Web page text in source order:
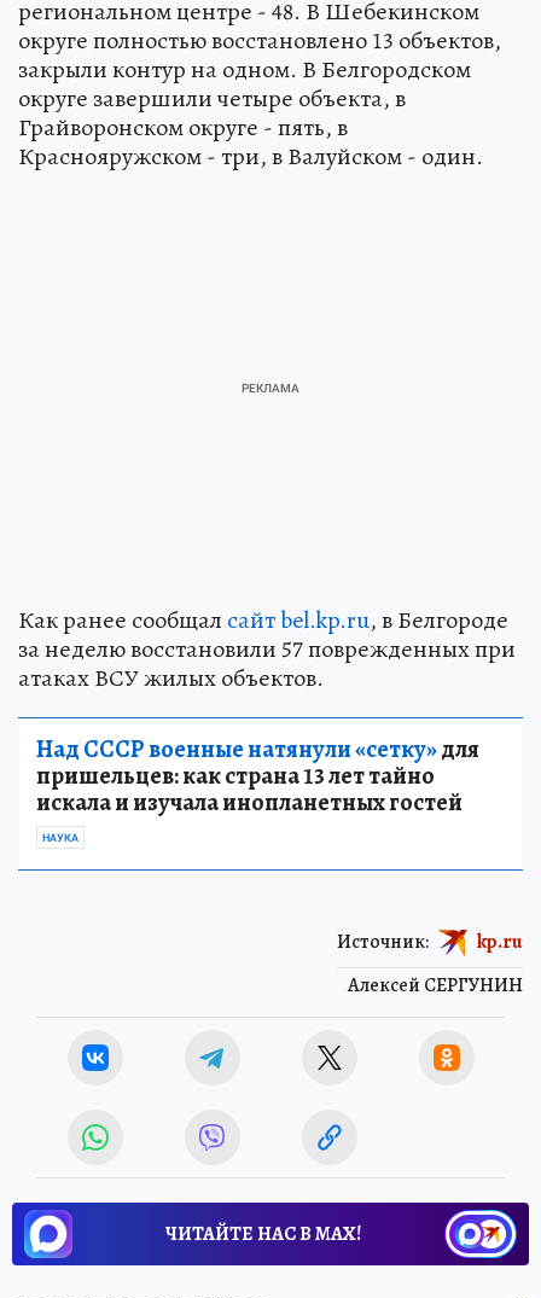
региональном центре - 48. В Шебекинском
округе полностью восстановлено 13 объектов,
закрыли контур на одном. В Белгородском
округе завершили четыре объекта, в
Грайворонском округе - пять, в
Краснояружском - три, в Валуйском - один.
Как ранее сообщал сайт bel.kp.ru, в Белгороде
за неделю восстановили 57 поврежденных при
атаках ВСУ жилых объектов.
Над СССР военные натянули «сетку»для
пришельцев: как страна 13 лет тайно
искала и изучала инопланетных гостей
НАУКА
Алексей СЕРГУНИН
Источник: kp.ru
ЧИТАЙТЕ НАС В МАХ!